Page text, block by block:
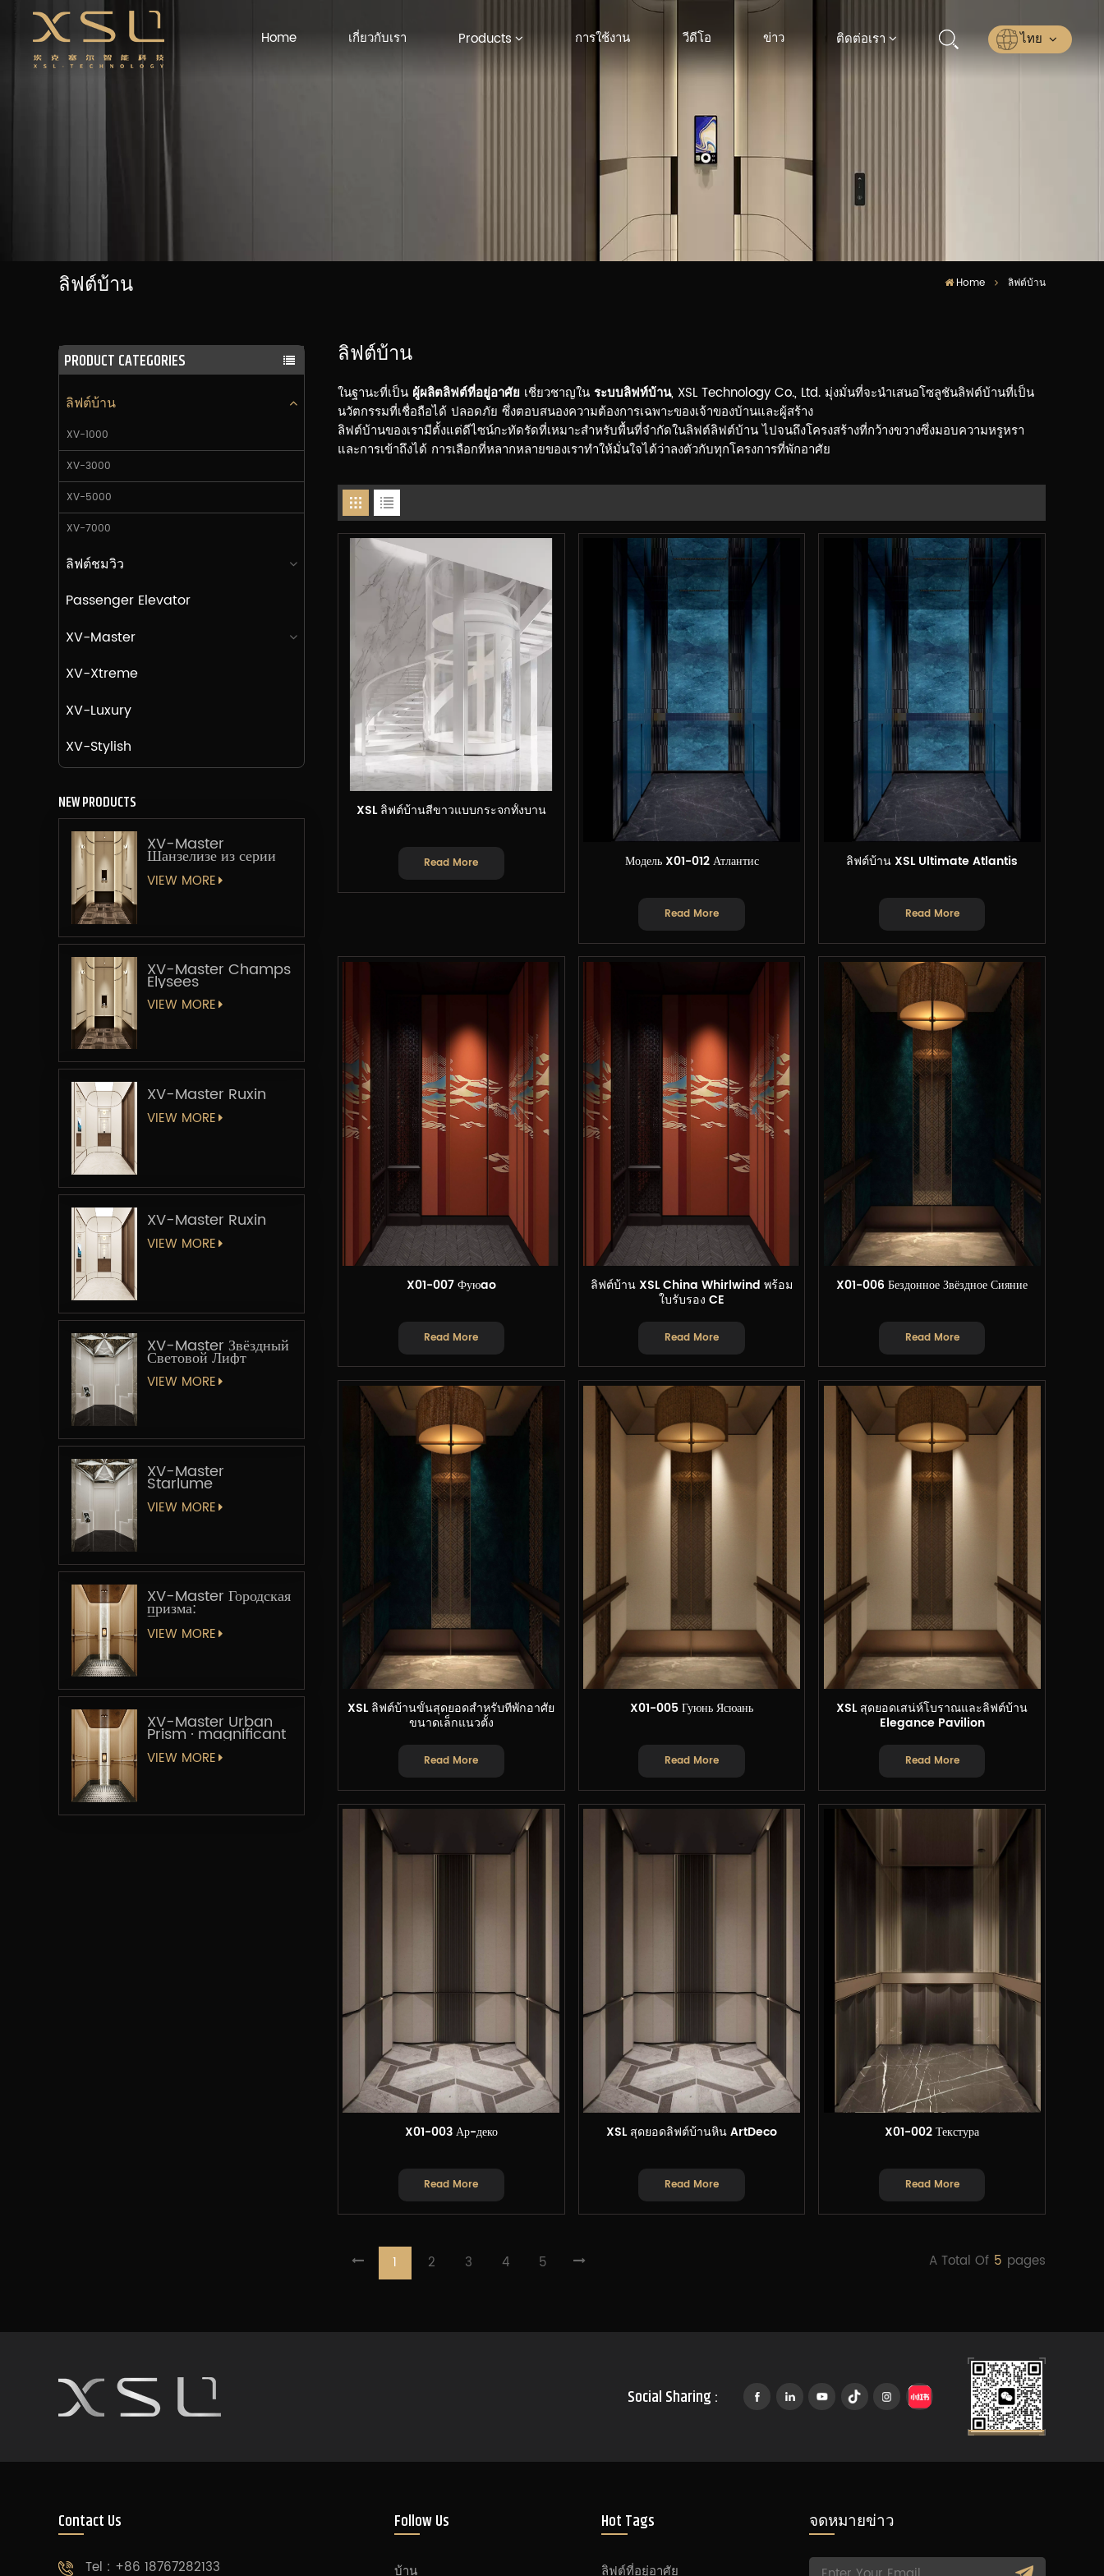
Home เกี่ยวกับเรา Products การใช้งาน วีดีโอ ข่าว ติดต่อเรา ไทย
ไทย
ลิฟต์บ้าน Home ลิฟต์บ้าน
PRODUCT CATEGORIES
ลิฟต์บ้าน
XV-1000
XV-3000
XV-5000
XV-7000
ลิฟต์ชมวิว
Passenger Elevator
XV-Master
XV-Xtreme
XV-Luxury
XV-Stylish
NEW PRODUCTS
XV-Master
Шанзелизе из серии
«Мастер-лифт»
VIEW MORE
XV-Master Champs
Elysees
VIEW MORE
XV-Master Ruxin
VIEW MORE
XV-Master Ruxin
VIEW MORE
XV-Master Звёздный
Световой Лифт
VIEW MORE
XV-Master
Starlume
VIEW MORE
XV-Master Городская
призма:
Геометрическая
увертюра
VIEW MORE
XV-Master Urban
Prism · magnificant
VIEW MORE
ลิฟต์บ้าน
ในฐานะที่เป็น ผู้ผลิตลิฟต์ที่อยู่อาศัยเชี่ยวชาญใน ระบบลิฟท์บ้าน, XSL Technology Co., Ltd. มุ่งมั่นที่จะนำเสนอโซลูชันลิฟต์บ้านที่เป็น
นวัตกรรมที่เชื่อถือได้ ปลอดภัย ซึ่งตอบสนองความต้องการเฉพาะของเจ้าของบ้านและผู้สร้าง
ลิฟต์บ้านของเรามีตั้งแต่ดีไซน์กะทัดรัดที่เหมาะสำหรับพื้นที่จำกัดในลิฟต์ลิฟต์บ้าน ไปจนถึงโครงสร้างที่กว้างขวางซึ่งมอบความหรูหรา
และการเข้าถึงได้ การเลือกที่หลากหลายของเราทำให้มั่นใจได้ว่าลงตัวกับทุกโครงการที่พักอาศัย
XSL ลิฟต์บ้านสีขาวแบบกระจกทั้งบาน
Read More Модель X01-012 Атлантис
Read More
ลิฟต์บ้าน XSL Ultimate Atlantis
Read More
X01-007 Фуюao
Read More
ลิฟต์บ้าน XSL China Whirlwind พร้อม
ใบรับรอง CE
Read More
X01-006 Бездонное Звёздное Сияние
Read More
XSL ลิฟต์บ้านขั้นสุดยอดสำหรับที่พักอาศัย
ขนาดเล็กแนวตั้ง
Read More
X01-005 Гуюнь Ясюань
Read More
XSL สุดยอดเสน่ห์โบราณและลิฟต์บ้าน
Elegance Pavilion
Read More
X01-003 Ар-деко
Read More
XSL สุดยอดลิฟต์บ้านหิน ArtDeco
Read More
X01-002 Текстура
Read More
1 2 3 4 5 A Total Of 5 Pages
Social Sharing :
Contact Us
Tel : +86 18767282133
Follow Us
บ้าน
Hot Tags
ลิฟต์ที่อยู่อาศัย
จดหมายข่าว